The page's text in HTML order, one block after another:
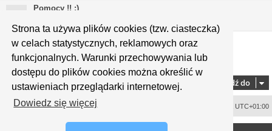
Strona ta używa plików cookies (tzw. ciasteczka)
w celach statystycznych, reklamowych oraz
funkcjonalnych. Warunki przechowywania lub
dostępu do plików cookies można określić w
ustawieniach przeglądarki internetowej.
Dowiedz się więcej
Pomocy !! :)
Polonia Warszawa
Znaleziono 323 wyniki Strona1z9
1 2 3 4 5 …
Przejdź do
UTC+01:00